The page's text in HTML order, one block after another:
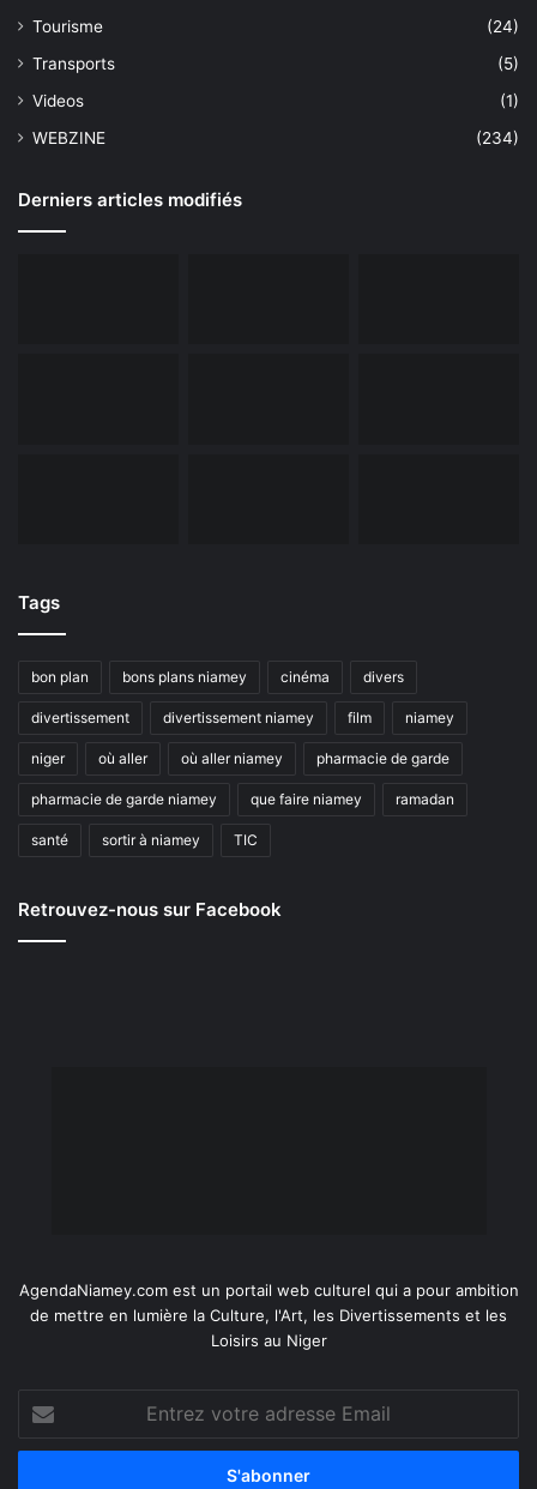
Tourisme
(24)
Transports
(5)
Videos
(1)
WEBZINE
(234)
Derniers articles modifiés
Tags
bon plan bons plans niamey cinéma divers
divertissement divertissement niamey film niamey
niger où aller où aller niamey pharmacie de garde
pharmacie de garde niamey que faire niamey ramadan
santé sortir à niamey TIC
Retrouvez-nous sur Facebook
AgendaNiamey.com est un portail web culturel qui a pour ambition
de mettre en lumière la Culture, l'Art, les Divertissements et les
Loisirs au Niger
Entrez
votre
adresse